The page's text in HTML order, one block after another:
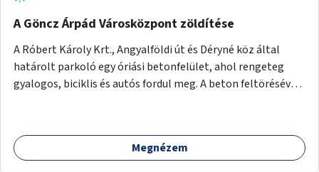
A Göncz Árpád Városközpont zöldítése
A Róbert Károly Krt., Angyalföldi út és Déryné köz által
határolt parkoló egy óriási betonfelület, ahol rengeteg
gyalogos, biciklis és autós fordul meg. A beton feltörésével,
menti járda és a parkoló közé kellene egy zöld sáv,
virágágyásokkal a meglévő fák alá, a lakóépület felőli két
Megnézem